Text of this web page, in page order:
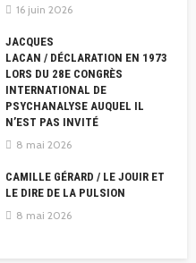
16 juin 2026
JACQUES
LACAN / DÉCLARATION EN 1973
LORS DU 28E CONGRÈS
INTERNATIONAL DE
PSYCHANALYSE AUQUEL IL
N’EST PAS INVITÉ
8 mai 2026
CAMILLE GÉRARD / LE JOUIR ET
LE DIRE DE LA PULSION
8 mai 2026